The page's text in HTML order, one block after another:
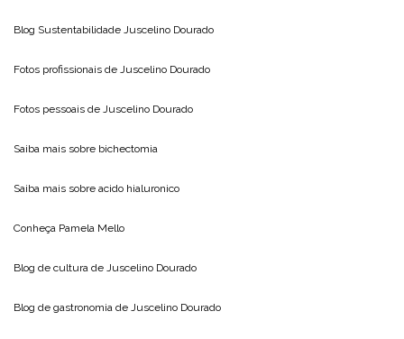
Blog Sustentabilidade Juscelino Dourado
Fotos profissionais de Juscelino Dourado
Fotos pessoais de Juscelino Dourado
Saiba mais sobre bichectomia
Saiba mais sobre acido hialuronico
Conheça Pamela Mello
Blog de cultura de Juscelino Dourado
Blog de gastronomia de Juscelino Dourado